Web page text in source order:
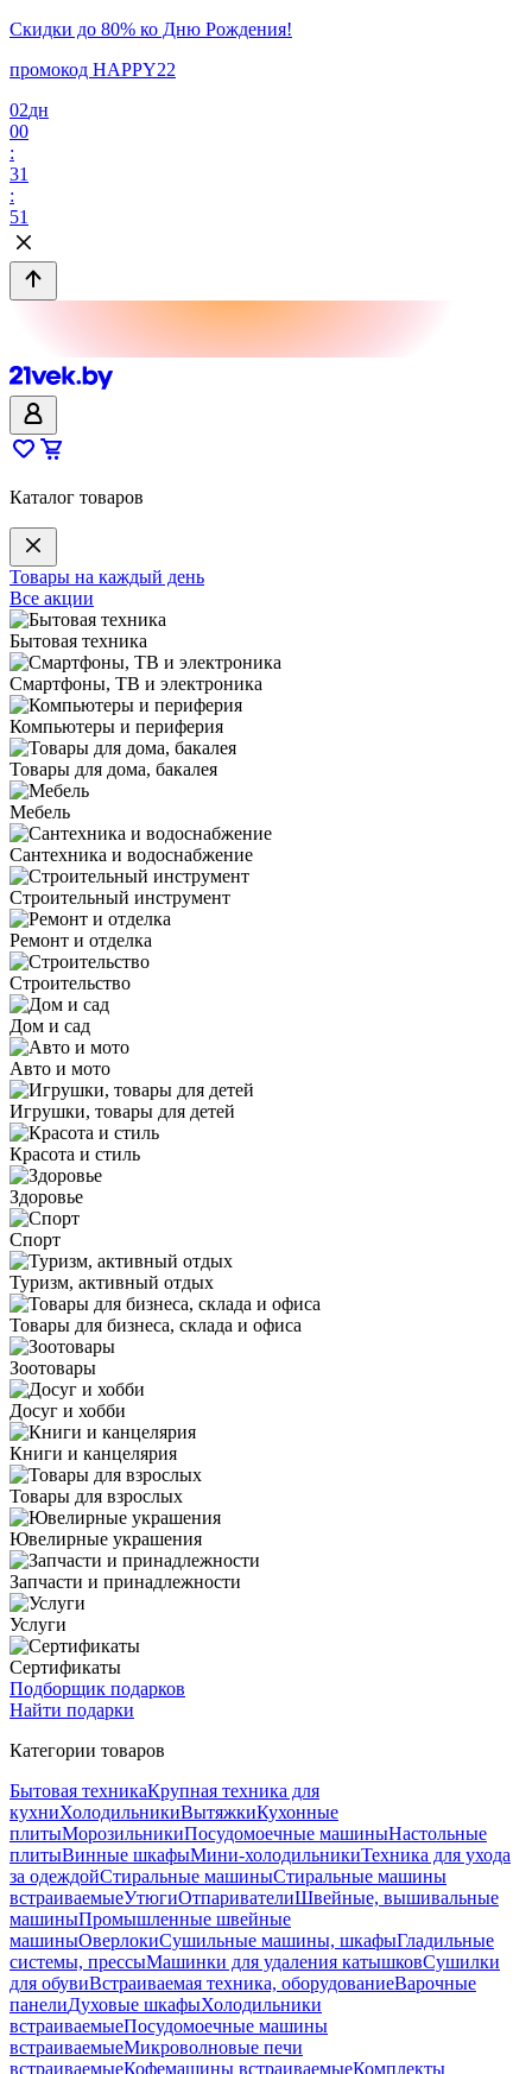
Скидки до 80% ко Дню Рождения!
промокод HAPPY22
02дн
00
:
31
:
51
Каталог товаров
Товары на каждый день
Все акции
Бытовая техника
Смартфоны, ТВ и электроника
Компьютеры и периферия
Товары для дома, бакалея
Мебель
Сантехника и водоснабжение
Строительный инструмент
Ремонт и отделка
Строительство
Дом и сад
Авто и мото
Игрушки, товары для детей
Красота и стиль
Здоровье
Спорт
Туризм, активный отдых
Товары для бизнеса, склада и офиса
Зоотовары
Досуг и хобби
Книги и канцелярия
Товары для взрослых
Ювелирные украшения
Запчасти и принадлежности
Услуги
Сертификаты
Подборщик подарков
Найти подарки
Категории товаров
Бытовая техникаКрупная техника для
кухниХолодильникиВытяжкиКухонные
плитыМорозильникиПосудомоечные машиныНастольные
плитыВинные шкафыМини-холодильникиТехника для ухода
за одеждойСтиральные машиныСтиральные машины
встраиваемыеУтюгиОтпаривателиШвейные, вышивальные
машиныПромышленные швейные
машиныОверлокиСушильные машины, шкафыГладильные
системы, прессыМашинки для удаления катышковСушилки
для обувиВстраиваемая техника, оборудованиеВарочные
панелиДуховые шкафыХолодильники
встраиваемыеПосудомоечные машины
встраиваемыеМикроволновые печи
встраиваемыеКофемашины встраиваемыеКомплекты